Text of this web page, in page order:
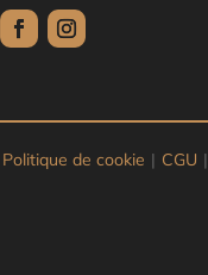
Politique de cookie | CGU |